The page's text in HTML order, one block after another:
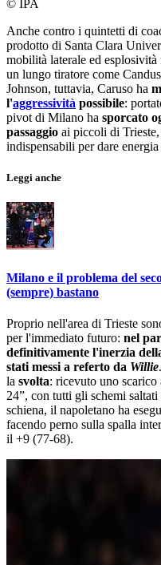
© IPA
Anche contro i quintetti di
prodotto di Santa Clara
mobilità laterale ed
un lungo tiratore come
Johnson, tuttavia, Caruso ha
l'aggressività possibile:
pivot di Milano ha sporcato
passaggio ai piccoli di
indispensabili per dare
Leggi anche
Milano e il problema del
(sempre) bastano
Proprio nell'area di Trieste
per l'immediato futuro: nel
definitivamente l'inerzia
stati messi a referto da Willie
la svolta: ricevuto uno scarico
24”, con tutti gli schemi
schiena, il napoletano ha
facendo perno sulla spalla
il +9 (77-68).